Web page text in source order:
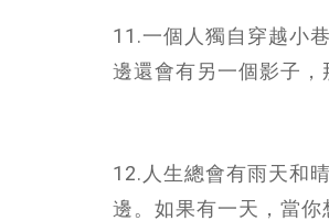
11.一個人獨自穿越小
邊還會有另一個影子，
12.人生總會有雨天和
邊。如果有一天，當